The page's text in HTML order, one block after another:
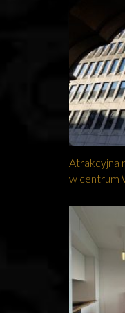
Atrakcyjna
w centrum